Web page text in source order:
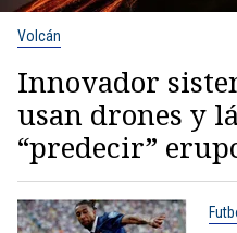
Volcán
Innovador
usan drones y
“predecir”